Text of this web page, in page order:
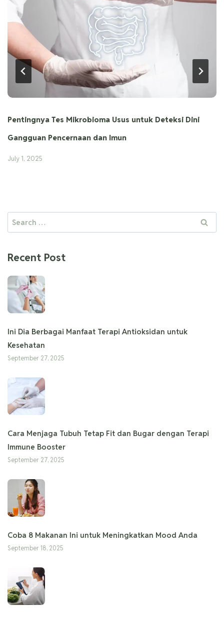
Pentingnya Tes Mikrobioma Usus untuk Deteksi Dini
Gangguan Pencernaan dan Imun
July 1, 2025
Recent Post
Ini Dia Berbagai Manfaat Terapi Antioksidan untuk
Kesehatan
September 27, 2025
Cara Menjaga Tubuh Tetap Fit dan Bugar dengan Terapi
Immune Booster
September 27, 2025
Coba 8 Makanan Ini untuk Meningkatkan Mood Anda
September 18, 2025